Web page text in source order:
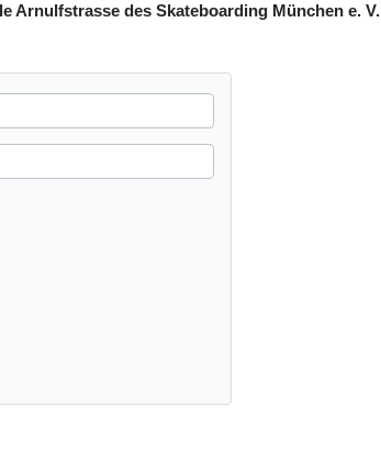
Arnulfstrasse des Skateboarding München e. V.